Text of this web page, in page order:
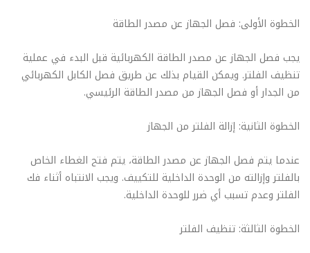
الخطوة الأولى: فصل الجهاز عن مصدر الطاقة
يجب فصل الجهاز عن مصدر الطاقة الكهربائية قبل البدء في عملية
تنظيف الفلتر. ويمكن القيام بذلك عن طريق فصل الكابل الكهربائي
من الجدار أو فصل الجهاز من مصدر الطاقة الرئيسي.
الخطوة الثانية: إزالة الفلتر من الجهاز
عندما يتم فصل الجهاز عن مصدر الطاقة، يتم فتح الغطاء الخاص
بالفلتر وإزالته من الوحدة الداخلية للتكييف. ويجب الانتباه أثناء فك
الفلتر وعدم تسبب أي ضرر للوحدة الداخلية.
الخطوة الثالثة: تنظيف الفلتر